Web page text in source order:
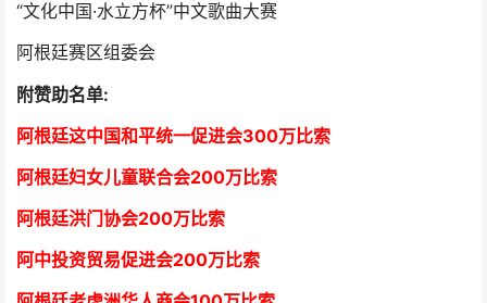
“文化中国·水立方杯”中文歌曲大赛
阿根廷赛区组委会
附赞助名单:
阿根廷这中国和平统一促进会300万比索
阿根廷妇女儿童联合会200万比索
阿根廷洪门协会200万比索
阿中投资贸易促进会200万比索